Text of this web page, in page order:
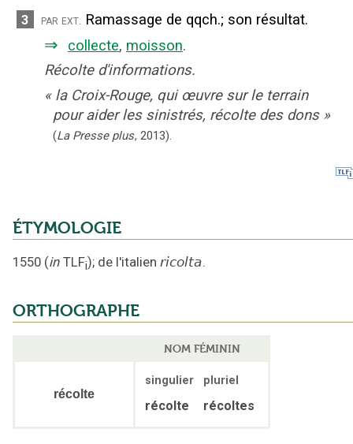
3 par ext. Ramassage de qqch.; son résultat.
⇒ collecte, moisson.
Récolte d'informations.
« la Croix-Rouge, qui œuvre sur le terrain
pour aider les sinistrés, récolte des dons »
(La Presse plus, 2013).
ÉTYMOLOGIE
1550 (in TLFi); de l'italien ricolta.
ORTHOGRAPHE
NOM FÉMININ
récolte
singulier pluriel
récolte récoltes